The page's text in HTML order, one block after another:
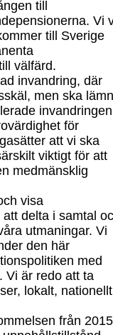
till
Vi
till Sverige
välfärd.
invandring, där
men ska
invandringen
för
att vi ska
viktigt för att
medmänsklig
visa
att delta i samtal
utmaningar. Vi
den här
med
Vi är redo att ta
ser, lokalt, nationellt
från 2015